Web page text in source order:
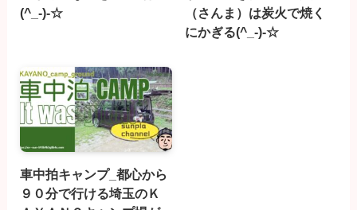
(^_-)-☆
（さんま）は炭火で焼く
にかぎる(^_-)-☆
車中拍キャンプ_都心から
９０分で行ける埼玉のＫ